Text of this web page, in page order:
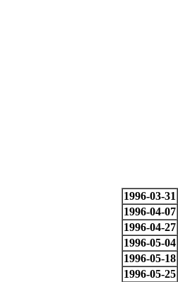
1996-03-31
1996-04-07
1996-04-27
1996-05-04
1996-05-18
1996-05-25